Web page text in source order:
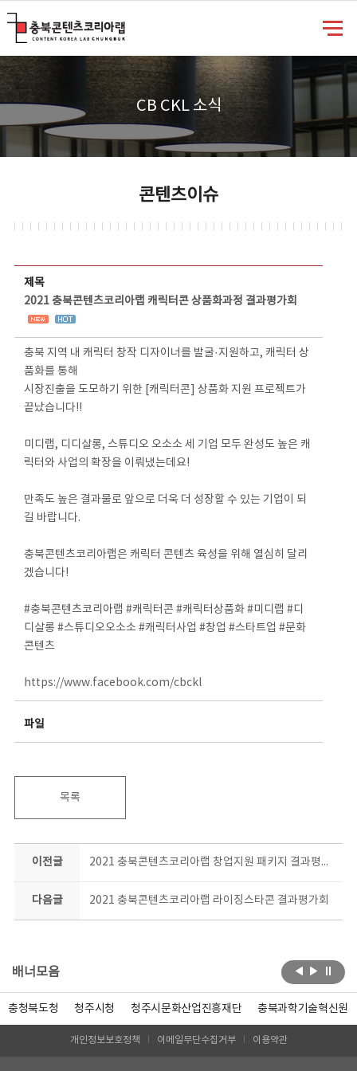
CB CKL 소식
콘텐츠이슈
제목
2021 충북콘텐츠코리아랩 캐릭터콘 상품화과정 결과평가회
충북 지역 내 캐릭터 창작 디자이너를 발굴·지원하고, 캐릭터 상
품화를 통해
시장진출을 도모하기 위한 [캐릭터콘] 상품화 지원 프로젝트가
끝났습니다!!
미디랩, 디디살롱, 스튜디오 오소소 세 기업 모두 완성도 높은 캐
릭터와 사업의 확장을 이뤄냈는데요!
만족도 높은 결과물로 앞으로 더욱 더 성장할 수 있는 기업이 되
길 바랍니다.
충북콘텐츠코리아랩은 캐릭터 콘텐츠 육성을 위해 열심히 달리
겠습니다!
#충북콘텐츠코리아랩 #캐릭터콘 #캐릭터상품화 #미디랩 #디
디살롱 #스튜디오오소소 #캐릭터사업 #창업 #스타트업 #문화
콘텐츠
https://www.facebook.com/cbckl
파일
목록
이전글 2021 충북콘텐츠코리아랩 창업지원 패키지 결과평가회
다음글 2021 충북콘텐츠코리아랩 라이징스타콘 결과평가회
배너모음
충청북도청 청주시청 청주시문화산업진흥재단 충북과학기술혁신원
개인정보보호정책 이메일무단수집거부 이용약관